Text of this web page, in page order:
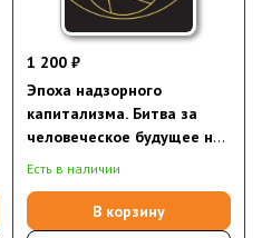
1 200 ₽
Эпоха надзорного
капитализма. Битва за
человеческое будущее на
новых рубежах власти
Есть в наличии
В корзину